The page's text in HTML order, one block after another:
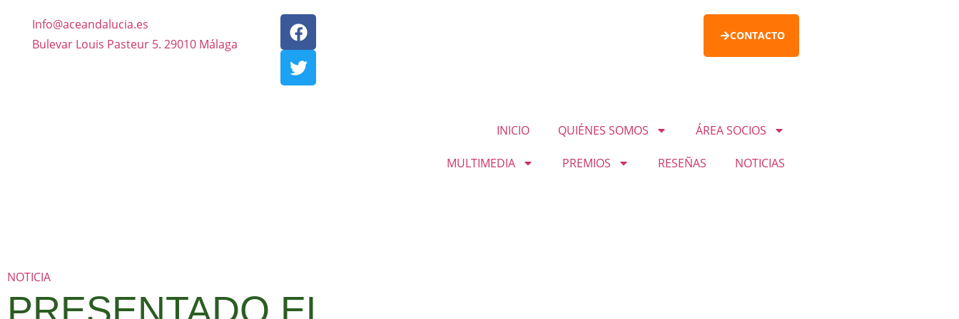
Info@aceandalucia.es
Bulevar Louis Pasteur 5. 29010 Málaga
CONTACTO
INICIO QUIÉNES SOMOS ÁREA SOCIOS
MULTIMEDIA PREMIOS RESEÑAS NOTICIAS
NOTICIA
PRESENTADO EL